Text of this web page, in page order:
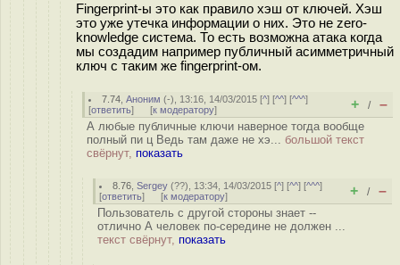
Fingerprint-ы это как правило хэш от ключей. Хэш
это уже утечка информации о них. Это не zero-
knowledge система. То есть возможна атака когда
мы создадим например публичный асимметричный
ключ с таким же fingerprint-ом.
7.74 ,Аноним (-), 13:16, 14/03/2015 [^] [^^] [^^^]
[ответить] [к модератору] + / –
А любые публичные ключи наверное тогда вообще
полный пи ц Ведь там даже не хэ... большой текст
свёрнут, показать
8.76 ,Sergey (??), 13:34, 14/03/2015 [^] [^^] [^^^]
[ответить] [к модератору] + / –
Пользователь с другой стороны знает --
отлично А человек по-середине не должен ...
текст свёрнут, показать